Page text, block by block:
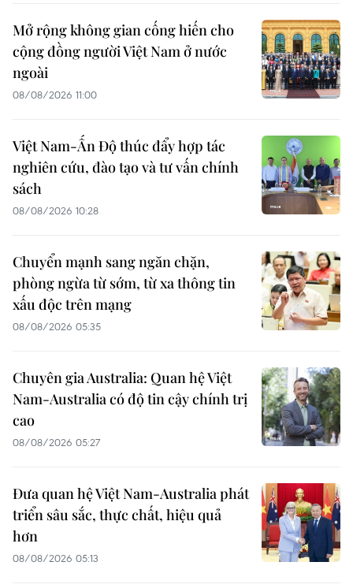
Mở rộng không gian cống hiến cho
cộng đồng người Việt Nam ở nước
ngoài
08/08/2026 11:00
Việt Nam-Ấn Độ thúc đẩy hợp tác
nghiên cứu, đào tạo và tư vấn chính
sách
08/08/2026 10:28
Chuyển mạnh sang ngăn chặn,
phòng ngừa từ sớm, từ xa thông tin
xấu độc trên mạng
08/08/2026 05:35
Chuyên gia Australia: Quan hệ Việt
Nam-Australia có độ tin cậy chính trị
cao
08/08/2026 05:27
Đưa quan hệ Việt Nam-Australia phát
triển sâu sắc, thực chất, hiệu quả
hơn
08/08/2026 05:13